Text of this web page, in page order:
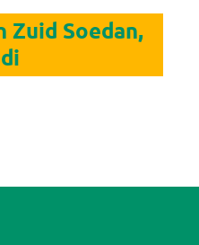
Zuid Soedan,